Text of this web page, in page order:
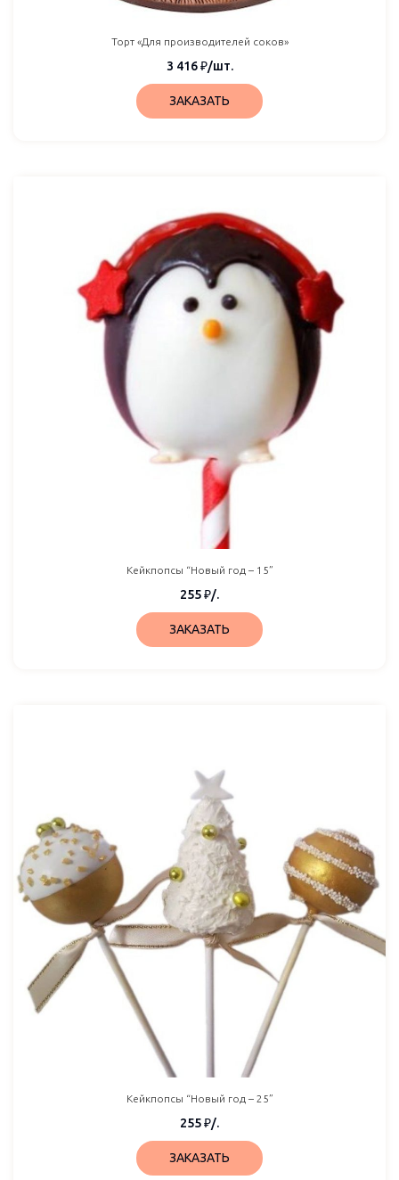
Торт «Для производителей соков»
3 416₽/шт.
ЗАКАЗАТЬ
Кейкпопсы “Новый год – 15”
255₽/.
ЗАКАЗАТЬ
Кейкпопсы “Новый год – 25”
255₽/.
ЗАКАЗАТЬ